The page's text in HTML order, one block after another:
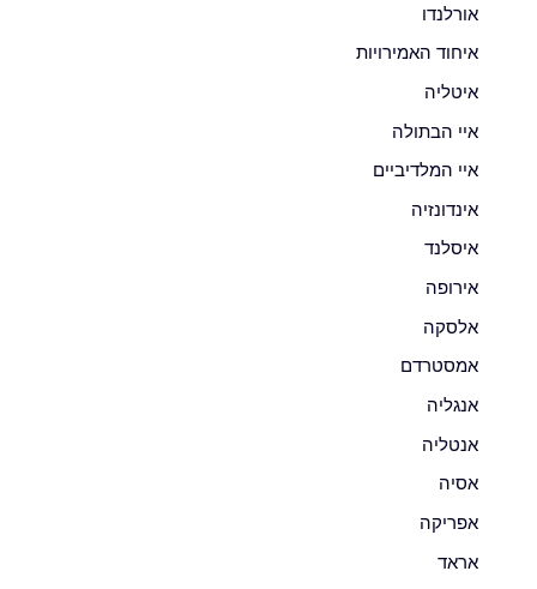
אורלנדו
איחוד האמירויות
איטליה
איי הבתולה
איי המלדיביים
אינדונזיה
איסלנד
אירופה
אלסקה
אמסטרדם
אנגליה
אנטליה
אסיה
אפריקה
אראד